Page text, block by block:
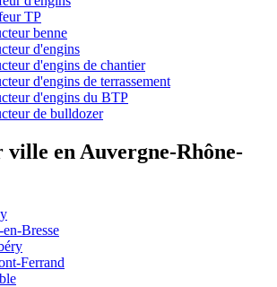
TP
benne
d'engins
d'engins de chantier
d'engins de terrassement
d'engins du BTP
de bulldozer
en Auvergne-Rhône-
Bresse
Ferrand